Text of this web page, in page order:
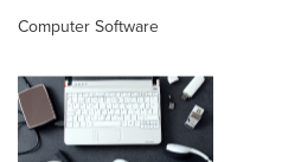
Computer Software